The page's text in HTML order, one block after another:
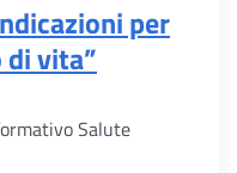
per
vita”
Salute